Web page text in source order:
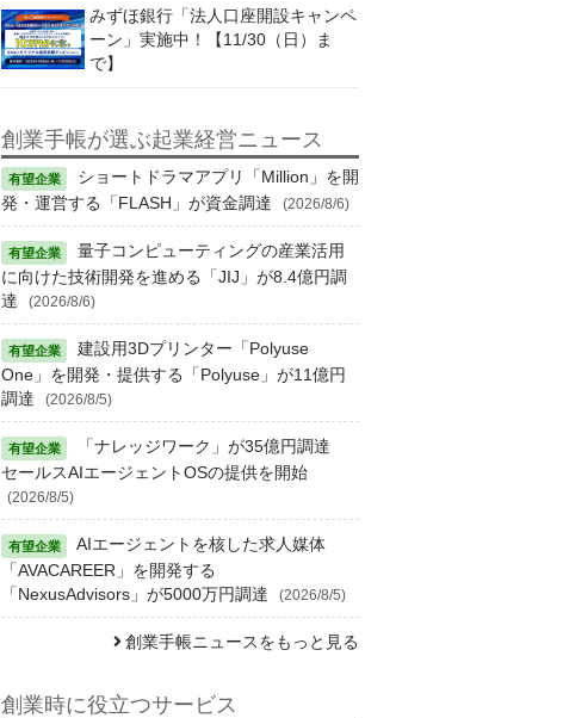
みずほ銀行「法人口座開設キャンペ
ーン」実施中！【11/30（日）ま
で】
創業手帳が選ぶ起業経営ニュース
ショートドラマアプリ「Million」を開
発・運営する「FLASH」が資金調達
(2026/8/6)
量子コンピューティングの産業活用
に向けた技術開発を進める「JIJ」が8.4億円調
達
(2026/8/6)
建設用3Dプリンター「Polyuse
One」を開発・提供する「Polyuse」が11億円
調達
(2026/8/5)
「ナレッジワーク」が35億円調達
セールスAIエージェントOSの提供を開始
(2026/8/5)
AIエージェントを核した求人媒体
「AVACAREER」を開発する
「NexusAdvisors」が5000万円調達
(2026/8/5)
創業手帳ニュースをもっと見る
創業時に役立つサービス